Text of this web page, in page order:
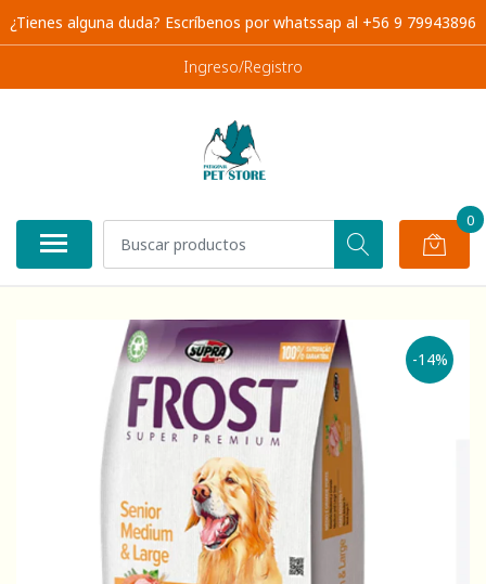
¿Tienes alguna duda? Escríbenos por whatssap al +56 9 79943896
Ingreso/Registro
0
-14%